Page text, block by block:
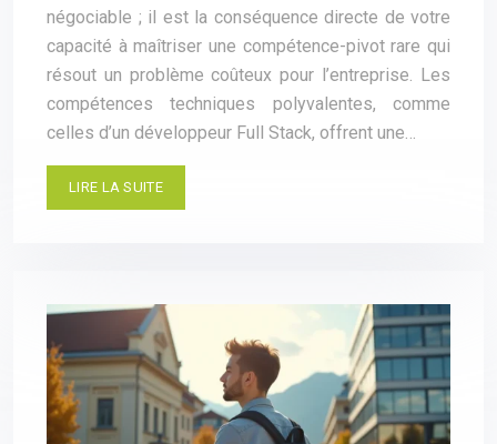
négociable ; il est la conséquence directe de votre
capacité à maîtriser une compétence-pivot rare qui
résout un problème coûteux pour l’entreprise. Les
compétences techniques polyvalentes, comme
celles d’un développeur Full Stack, offrent une…
LIRE LA SUITE